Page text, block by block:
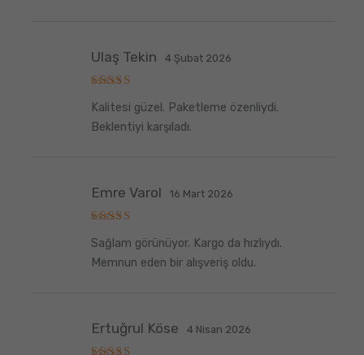
üzerinden
5 oy aldı
Ulaş Tekin 4 Şubat 2026
Kalitesi güzel. Paketleme özenliydi.
Beklentiyi karşıladı.
üzerinden
5oy aldı
Emre Varol 16 Mart 2026
Sağlam görünüyor. Kargo da hızlıydı.
Memnun eden bir alışveriş oldu.
Ertuğrul Köse 4 Nisan 2026